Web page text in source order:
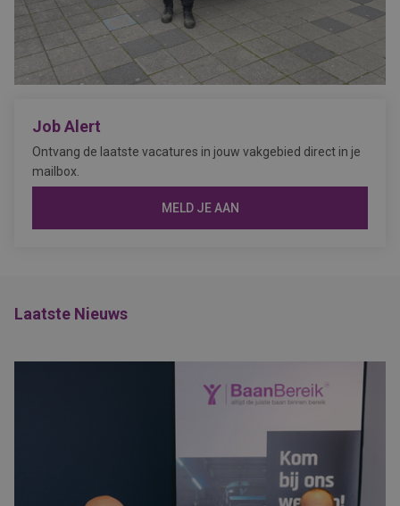
Job Alert
Ontvang de laatste vacatures in jouw vakgebied direct in je
mailbox.
MELD JE AAN
Laatste Nieuws